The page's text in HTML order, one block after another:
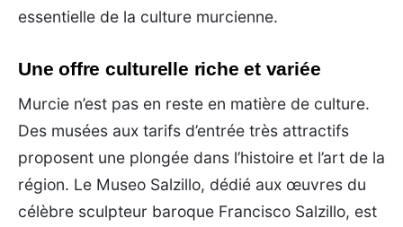
essentielle de la culture murcienne.
Une offre culturelle riche et variée
Murcie n’est pas en reste en matière de culture.
Des musées aux tarifs d’entrée très attractifs
proposent une plongée dans l’histoire et l’art de la
région. Le Museo Salzillo, dédié aux œuvres du
célèbre sculpteur baroque Francisco Salzillo, est